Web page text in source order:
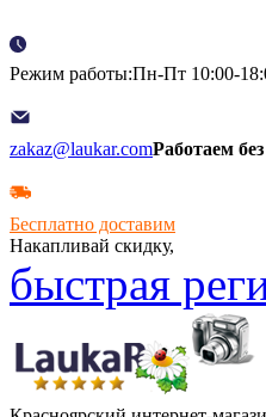
Режим работы:Пн-Пт 10:00-
zakaz@laukar.comРаботаем
Бесплатно доставим
Накапливай скидку,
быстрая